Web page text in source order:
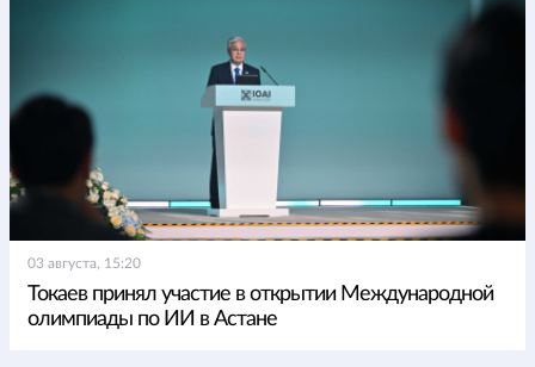
03 августа, 15:20
Токаев принял участие в открытии Международной
олимпиады по ИИ в Астане